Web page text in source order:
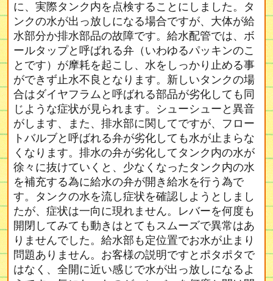
に、実際タンク内を点検することにしました。タ
ンクの水が出っ放しになる場合ですが、大体が給
水部分か排水部品の故障です。給水配管では、ボ
ールタップと呼ばれる弁（いわゆるパッキンのこ
とです）が摩耗を起こし、水をしっかり止める事
ができず止水不良となります。新しいタンクの場
合はダイヤフラムと呼ばれる部品が劣化しても同
じような症状が見られます。シューシューと異音
がします、また、排水部に関してですが、フロー
トバルブと呼ばれる弁が劣化しても水が止まらな
くなります。排水の弁が劣化してタンク内の水が
徐々に抜けていくと、少なくなったタンク内の水
を補充する為に給水の弁が開き給水を行う為で
す。タンクの水を流し症状を確認しようとしまし
たが、症状は一向に現れません。レバーを何度も
開閉してみても動きはとてもスムーズで異常はあ
りませんでした。給水部も定位置でお水が止まり
問題ありません。お客様の説明ですとポタポタで
はなく、全開に近い感じで水が出っ放しになるよ